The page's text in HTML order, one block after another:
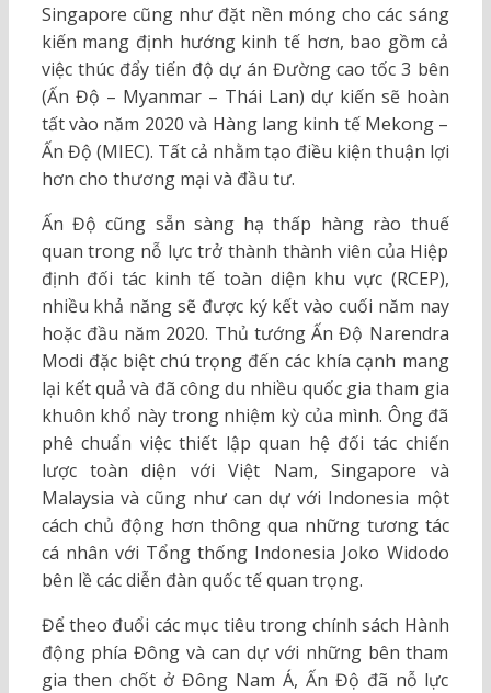
Singapore cũng như đặt nền móng cho các sáng
kiến mang định hướng kinh tế hơn, bao gồm cả
việc thúc đẩy tiến độ dự án Đường cao tốc 3 bên
(Ấn Độ – Myanmar – Thái Lan) dự kiến sẽ hoàn
tất vào năm 2020 và Hàng lang kinh tế Mekong –
Ấn Độ (MIEC). Tất cả nhằm tạo điều kiện thuận lợi
hơn cho thương mại và đầu tư.
Ấn Độ cũng sẵn sàng hạ thấp hàng rào thuế
quan trong nỗ lực trở thành thành viên của Hiệp
định đối tác kinh tế toàn diện khu vực (RCEP),
nhiều khả năng sẽ được ký kết vào cuối năm nay
hoặc đầu năm 2020. Thủ tướng Ấn Độ Narendra
Modi đặc biệt chú trọng đến các khía cạnh mang
lại kết quả và đã công du nhiều quốc gia tham gia
khuôn khổ này trong nhiệm kỳ của mình. Ông đã
phê chuẩn việc thiết lập quan hệ đối tác chiến
lược toàn diện với Việt Nam, Singapore và
Malaysia và cũng như can dự với Indonesia một
cách chủ động hơn thông qua những tương tác
cá nhân với Tổng thống Indonesia Joko Widodo
bên lề các diễn đàn quốc tế quan trọng.
Để theo đuổi các mục tiêu trong chính sách Hành
động phía Đông và can dự với những bên tham
gia then chốt ở Đông Nam Á, Ấn Độ đã nỗ lực